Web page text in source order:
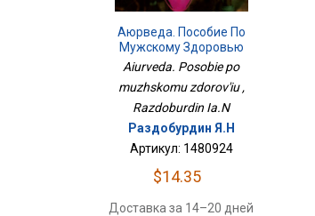
Аюрведа. Пособие По
Мужскому Здоровью
Aiurveda. Posobie po
muzhskomu zdorov'iu ,
Razdoburdin Ia.N
Раздобурдин Я.Н
Артикул: 1480924
$14.35
Доставка за 14–20 дней